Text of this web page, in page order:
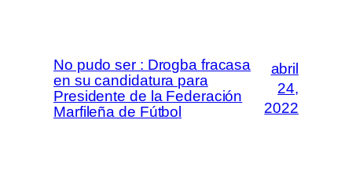
No pudo ser : Drogba fracasa
en su candidatura para
Presidente de la Federación
Marfileña de Fútbol
abril
24,
2022